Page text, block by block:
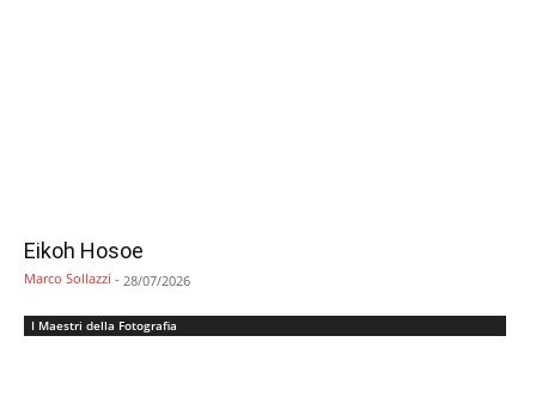
Eikoh Hosoe
Marco Sollazzi - 28/07/2026
I Maestri della Fotografia